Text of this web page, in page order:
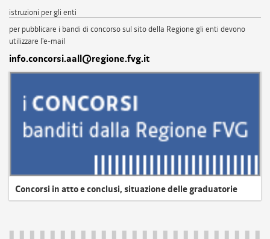
istruzioni per gli enti
per pubblicare i bandi di concorso sul sito della Regione gli enti devono
utilizzare l'e-mail
info.concorsi.aall@regione.fvg.it
Concorsi in atto e conclusi, situazione delle graduatorie